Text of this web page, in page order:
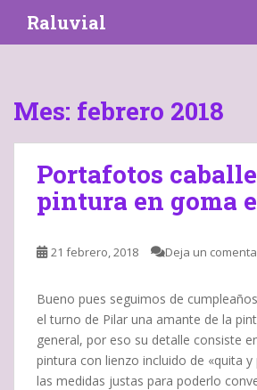
i
Raluvial
Mes: febrero 2018
Portafotos
pintura en goma
21 febrero, 2018 Deja un
Bueno pues seguimos de
el turno de Pilar una amante de la
general, por eso su detalle consiste
pintura con lienzo incluido de «quita
las medidas justas para poderlo